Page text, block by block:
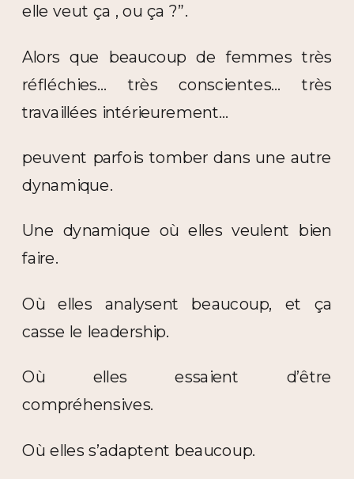
elle veut ça , ou ça ?”.
Alors que beaucoup de femmes très
réfléchies… très conscientes… très
travaillées intérieurement…
peuvent parfois tomber dans une autre
dynamique.
Une dynamique où elles veulent bien
faire.
Où elles analysent beaucoup, et ça
casse le leadership.
Où elles essaient d’être
compréhensives.
Où elles s’adaptent beaucoup.